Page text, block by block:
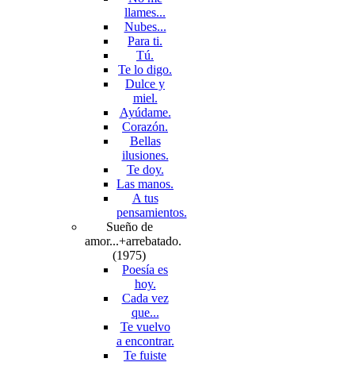
llames...
Nubes...
Para ti.
Tú.
Te lo digo.
Dulce y
miel.
Ayúdame.
Corazón.
Bellas
ilusiones.
Te doy.
Las manos.
A tus
pensamientos.
Sueño de
amor...+arrebatado.
(1975)
Poesía es
hoy.
Cada vez
que...
Te vuelvo
a encontrar.
Te fuiste